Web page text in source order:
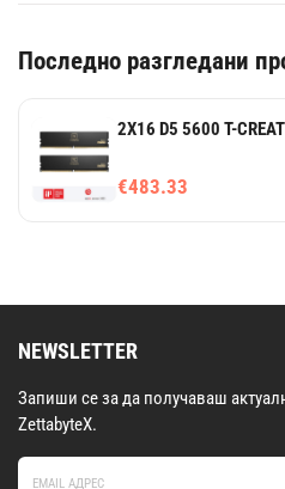
Последно разгледани
2X16 D5 5600 T-
€483.33
NEWSLETTER
Запиши се за да получаваш
ZettabyteX.